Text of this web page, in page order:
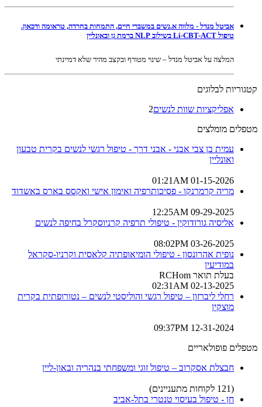
אביטל מנדל - מלווה א.נשים במשברי חיים, התמחות בחרדה, טראומה ודכאון.
טיפול Li-CBT-ACT בשילוב NLP ברמת גן ובאונליין
המלצה על אביטל מנדל – שינוי מטורף ובקצב מהיר שלא דמיינתי
קטגוריות לבלוגים
אפליקציות שוות לנשים2
מטפלים מומלצים
עמית בן צבי אבני - אבני דרך - טיפול רגשי לנשים בקרית טבעון
ואונליין
01-15-2026 01:21AM
מריה קרמרנקו - פסיכותרפיה ואימון אישי ואקסס בארס באשדוד
09-29-2025 12:25AM
אליסיה גורודוקין - טיפולי תרפיה קרניוסקרל בחיפה לנשים
03-26-2025 08:02PM
נופית אהרונסון - טיפולי הומיאופתיה קלאסית וקרניו-סקראל
במודיעין
בעלת תואר RCHom
02-13-2025 02:31AM
רחלי ליברזון – טיפול רגשי והוליסטי לנשים – נטורופתית בקרית
מוצקין
12-31-2024 09:37PM
מטפלים פופולאריים
חבצלת אסקרוב – טיפול זוגי ומשפחתי בנהריה ובאון-ליין
(121 לקוחות מתעניינים)
חן - טיפול בעיסוי טנטרי בתל-אביב